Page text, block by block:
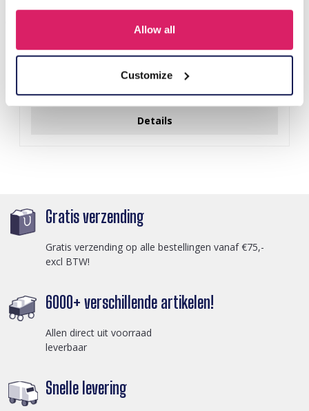
Allow all
Customize
Login voor prijzen
Details
Gratis verzending
Gratis verzending op alle bestellingen vanaf €75,-
excl BTW!
6000+ verschillende artikelen!
Allen direct uit voorraad
leverbaar
Snelle levering